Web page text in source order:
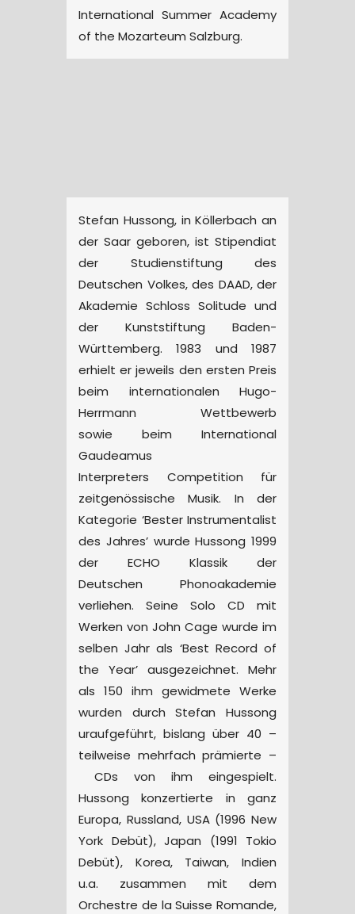
International Summer Academy
of the Mozarteum Salzburg.
Stefan Hussong, in Köllerbach an
der Saar geboren, ist Stipendiat
der Studienstiftung des
Deutschen Volkes, des DAAD, der
Akademie Schloss Solitude und
der Kunststiftung Baden-
Württemberg. 1983 und 1987
erhielt er jeweils den ersten Preis
beim internationalen Hugo-
Herrmann Wettbewerb
sowie beim International
Gaudeamus
Interpreters Competition für
zeitgenössische Musik. In der
Kategorie ‘Bester Instrumentalist
des Jahres’ wurde Hussong 1999
der ECHO Klassik der
Deutschen Phonoakademie
verliehen. Seine Solo CD mit
Werken von John Cage wurde im
selben Jahr als ‘Best Record of
the Year’ ausgezeichnet. Mehr
als 150 ihm gewidmete Werke
wurden durch Stefan Hussong
uraufgeführt, bislang über 40 –
teilweise mehrfach prämierte –
CDs von ihm eingespielt.
Hussong konzertierte in ganz
Europa, Russland, USA (1996 New
York Debüt), Japan (1991 Tokio
Debüt), Korea, Taiwan, Indien
u.a. zusammen mit dem
Orchestre de la Suisse Romande,